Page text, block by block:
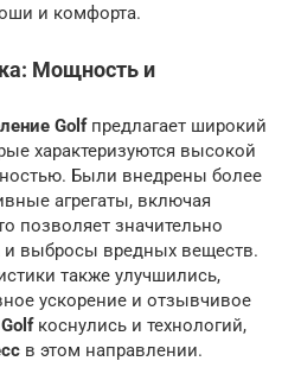
и комфорта.
Мощность и
Golfпредлагает широкий
характеризуются высокой
Были внедрены более
агрегаты, включая
позволяет значительно
и выбросы вредных веществ.
также улучшились,
ускорение и отзывчивое
коснулись и технологий,
в этом направлении.